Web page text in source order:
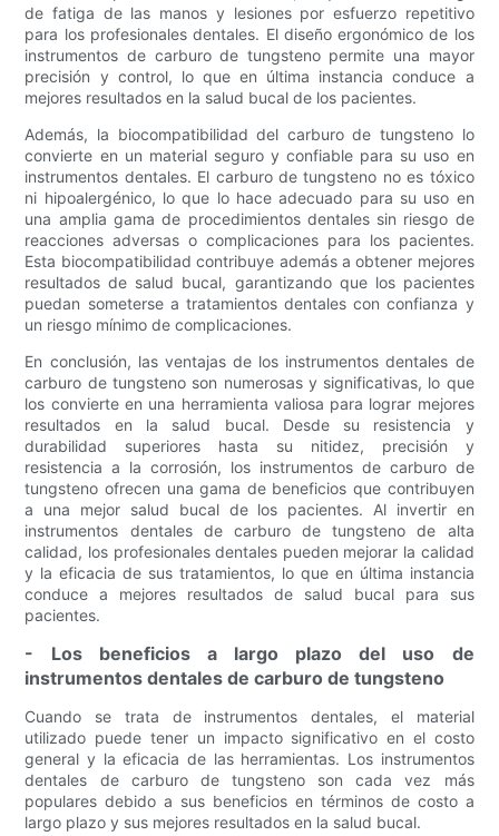
de fatiga de las manos y lesiones por esfuerzo repetitivo
para los profesionales dentales. El diseño ergonómico de los
instrumentos de carburo de tungsteno permite una mayor
precisión y control, lo que en última instancia conduce a
mejores resultados en la salud bucal de los pacientes.
Además, la biocompatibilidad del carburo de tungsteno lo
convierte en un material seguro y confiable para su uso en
instrumentos dentales. El carburo de tungsteno no es tóxico
ni hipoalergénico, lo que lo hace adecuado para su uso en
una amplia gama de procedimientos dentales sin riesgo de
reacciones adversas o complicaciones para los pacientes.
Esta biocompatibilidad contribuye además a obtener mejores
resultados de salud bucal, garantizando que los pacientes
puedan someterse a tratamientos dentales con confianza y
un riesgo mínimo de complicaciones.
En conclusión, las ventajas de los instrumentos dentales de
carburo de tungsteno son numerosas y significativas, lo que
los convierte en una herramienta valiosa para lograr mejores
resultados en la salud bucal. Desde su resistencia y
durabilidad superiores hasta su nitidez, precisión y
resistencia a la corrosión, los instrumentos de carburo de
tungsteno ofrecen una gama de beneficios que contribuyen
a una mejor salud bucal de los pacientes. Al invertir en
instrumentos dentales de carburo de tungsteno de alta
calidad, los profesionales dentales pueden mejorar la calidad
y la eficacia de sus tratamientos, lo que en última instancia
conduce a mejores resultados de salud bucal para sus
pacientes.
- Los beneficios a largo plazo del uso de
instrumentos dentales de carburo de tungsteno
Cuando se trata de instrumentos dentales, el material
utilizado puede tener un impacto significativo en el costo
general y la eficacia de las herramientas. Los instrumentos
dentales de carburo de tungsteno son cada vez más
populares debido a sus beneficios en términos de costo a
largo plazo y sus mejores resultados en la salud bucal.